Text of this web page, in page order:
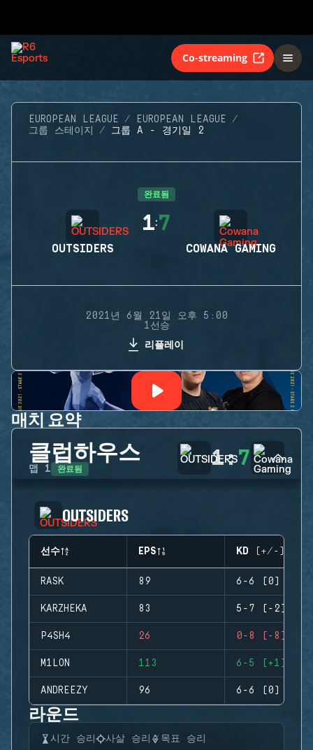
Co-streaming
EUROPEAN LEAGUE
EUROPEAN LEAGUE
그룹 스테이지
그룹 A - 경기일 2
완료됨
OUTSIDERS
1:7
COWANA GAMING
2021년 6월 21일 오후 5:00
1선승
리플레이
매치 요약
클럽하우스
맵 1 완료됨 1:7
OUTSIDERS
선수 EPS KD (+/-)
RASK 89 6-6 (0)
KARZHEKA 83 5-7 (-2)
P4SH4 26 0-8 (-8)
M1LON 113 6-5 (+1)
ANDREEZY 96 6-6 (0)
라운드
시간 승리 사살 승리 목표 승리